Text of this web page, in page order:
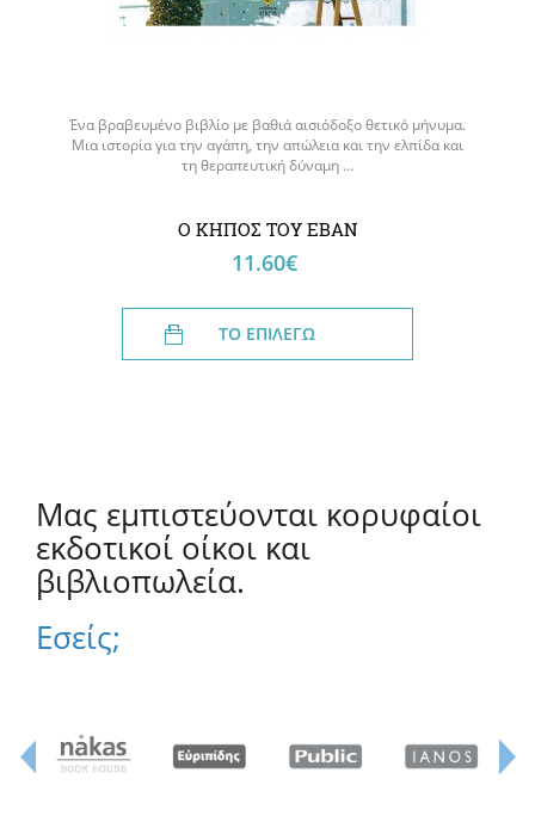
Ένα βραβευμένο βιβλίο με βαθιά αισιόδοξο θετικό μήνυμα.
Μια ιστορία για την αγάπη, την απώλεια και την ελπίδα και
τη θεραπευτική δύναμη …
Ο ΚΗΠΟΣ ΤΟΥ ΕΒΑΝ
11.60€
ΤΟ ΕΠΙΛΕΓΩ
Μας εμπιστεύονται κορυφαίοι
εκδοτικοί οίκοι και
βιβλιοπωλεία.
Εσείς;